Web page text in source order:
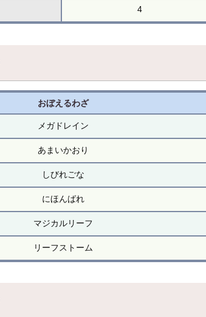
4
おぼえるわざ
メガドレイン
あまいかおり
しびれごな
にほんばれ
マジカルリーフ
リーフストーム